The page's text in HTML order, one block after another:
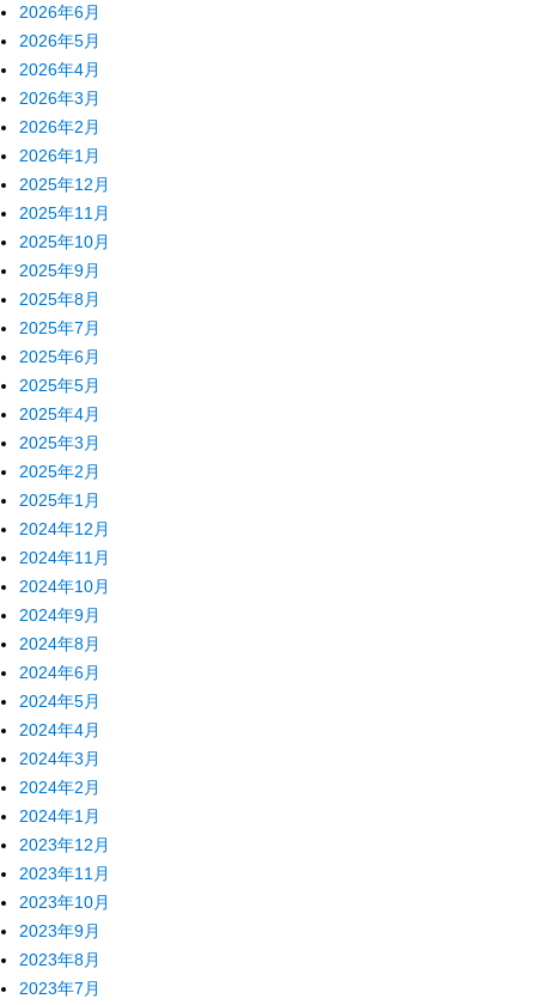
2026年6月
2026年5月
2026年4月
2026年3月
2026年2月
2026年1月
2025年12月
2025年11月
2025年10月
2025年9月
2025年8月
2025年7月
2025年6月
2025年5月
2025年4月
2025年3月
2025年2月
2025年1月
2024年12月
2024年11月
2024年10月
2024年9月
2024年8月
2024年6月
2024年5月
2024年4月
2024年3月
2024年2月
2024年1月
2023年12月
2023年11月
2023年10月
2023年9月
2023年8月
2023年7月